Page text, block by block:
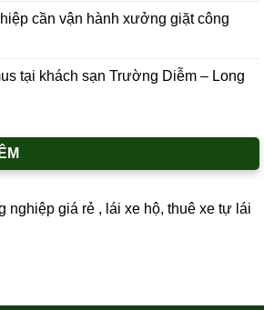
cần vận hành xưởng giặt công
tại khách sạn Trường Diễm – Long
nghiệp giá rẻ , lái xe hộ, thuê xe tự lái